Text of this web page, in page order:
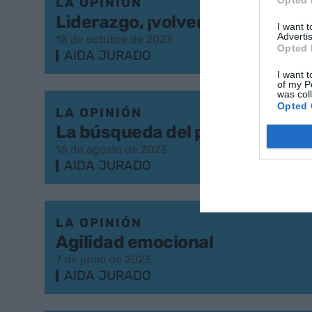
I want
Opted
I want
of my
was
Opted
Liderazgo, ¡volvemos a los
18 de octubre de 2023
AIDA JURADO
LA OPINIÓN
La búsqueda del propósito
16 de agosto de 2023
AIDA JURADO
LA OPINIÓN
Agilidad emocional
7 de junio de 2023
AIDA JURADO